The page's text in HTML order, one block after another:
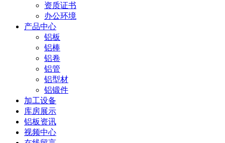
资质证书
办公环境
产品中心
铝板
铝棒
铝卷
铝管
铝型材
铝锻件
加工设备
库房展示
铝板资讯
视频中心